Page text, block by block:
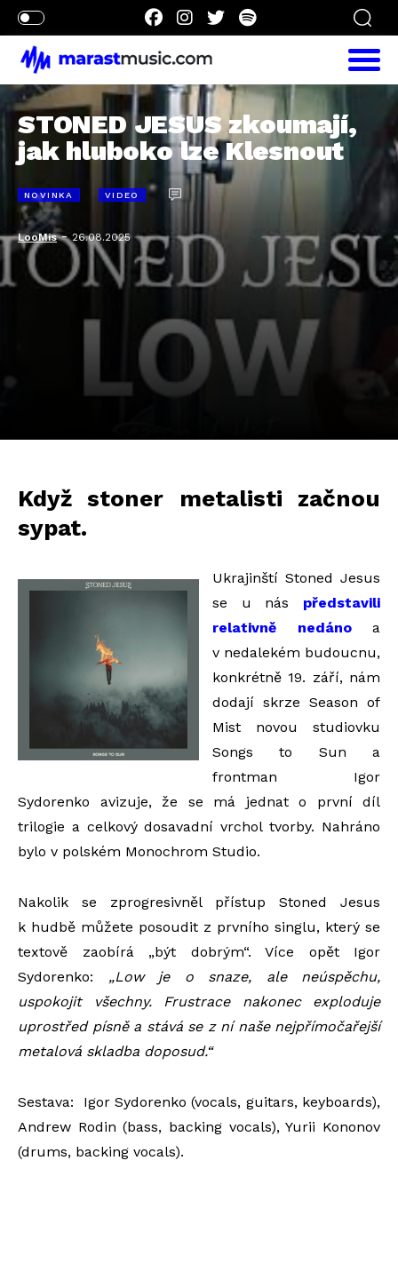
STONED JESUS zkoumají,
jak hluboko lze Klesnout
NOVINKA VIDEO
LooMis-26.08.2025
Když stoner metalisti začnou
sypat.
Ukrajinští Stoned Jesus
se u nás představili
relativně nedánoa
v nedalekém budoucnu,
konkrétně 19. září, nám
dodají skrze Season of
Mist novou studiovku
Songs to Sun a
frontman Igor
Sydorenko avizuje, že se má jednat o první díl
trilogie a celkový dosavadní vrchol tvorby. Nahráno
bylo v polském Monochrom Studio.
Nakolik se zprogresivněl přístup Stoned Jesus
k hudbě můžete posoudit z prvního singlu, který se
textově zaobírá „být dobrým“. Více opět Igor
Sydorenko: „Low je o snaze, ale neúspěchu,
uspokojit všechny. Frustrace nakonec exploduje
uprostřed písně a stává se z ní naše nejpřímočařejší
metalová skladba doposud.“
Sestava: Igor Sydorenko (vocals, guitars, keyboards),
Andrew Rodin (bass, backing vocals), Yurii Kononov
(drums, backing vocals).